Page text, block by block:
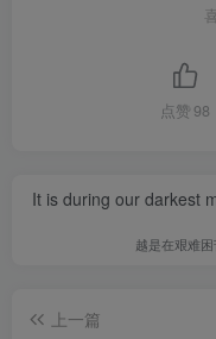
点赞 98
It is during our darkest
越是在艰难
上一篇